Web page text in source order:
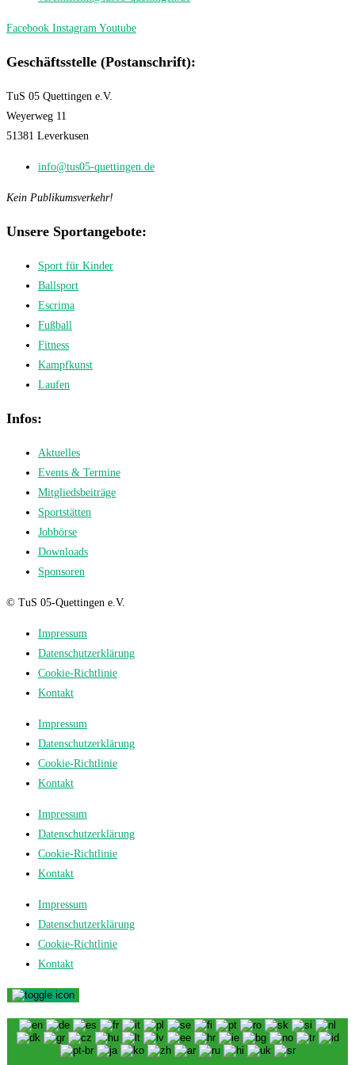
Facebook Instagram Youtube
Geschäftsstelle (Postanschrift):
TuS 05 Quettingen e.V.
Weyerweg 11
51381 Leverkusen
info@tus05-quettingen.de
Kein Publikumsverkehr!
Unsere Sportangebote:
Sport für Kinder
Ballsport
Escrima
Fußball
Fitness
Kampfkunst
Laufen
Infos:
Aktuelles
Events & Termine
Mitgliedsbeiträge
Sportstätten
Jobbörse
Downloads
Sponsoren
© TuS 05-Quettingen e.V.
Impressum
Datenschutzerklärung
Cookie-Richtlinie
Kontakt
Impressum
Datenschutzerklärung
Cookie-Richtlinie
Kontakt
Impressum
Datenschutzerklärung
Cookie-Richtlinie
Kontakt
Impressum
Datenschutzerklärung
Cookie-Richtlinie
Kontakt